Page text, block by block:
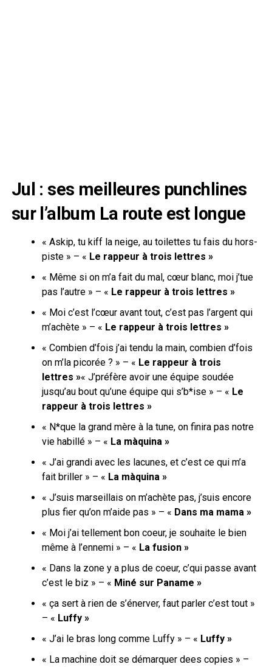
Jul : ses meilleures punchlines
sur l’album La route est longue
« Askip, tu kiff la neige, au toilettes tu fais du hors-
piste » – « Le rappeur à trois lettres »
« Même si on m’a fait du mal, cœur blanc, moi j’tue
pas l’autre » – « Le rappeur à trois lettres »
« Moi c’est l’cœur avant tout, c’est pas l’argent qui
m’achète » – « Le rappeur à trois lettres »
« Combien d’fois j’ai tendu la main, combien d’fois
on m’la picorée ? » – « Le rappeur à trois
lettres »« J’préfère avoir une équipe soudée
jusqu’au bout qu’une équipe qui s’b*ise » – « Le
rappeur à trois lettres »
« N*que la grand mère à la tune, on finira pas notre
vie habillé » – « La màquina »
« J’ai grandi avec les lacunes, et c’est ce qui m’a
fait briller » – « La màquina »
« J’suis marseillais on m’achète pas, j’suis encore
plus fier qu’on m’aide pas » – « Dans ma mama »
« Moi j’ai tellement bon coeur, je souhaite le bien
même à l’ennemi » – « La fusion »
« Dans la zone y a plus de coeur, c’qui passe avant
c’est le biz » – « Miné sur Paname »
« ça sert à rien de s’énerver, faut parler c’est tout »
– « Luffy »
« J’ai le bras long comme Luffy » – « Luffy »
« La machine doit se démarquer dees copies » –